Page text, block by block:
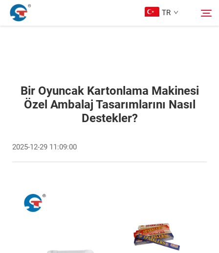
TR
Ürünler
Hizmet
Bize Ulaşın
Bir Oyuncak Kartonlama Makinesi
Özel Ambalaj Tasarımlarını Nasıl
Destekler?
2025-12-29 11:09:00